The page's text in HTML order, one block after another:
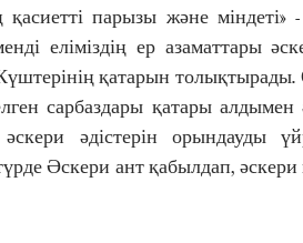
парызы және
еліміздің ер азаматтары
қатарын толықтырады.
сарбаздары қатары алдымен
әдістерін орындауды
Әскери ант қабылдап, әскери